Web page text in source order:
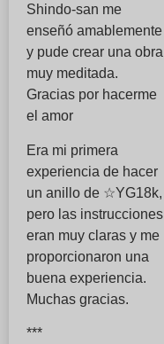
Shindo-san me
enseñó amablemente
y pude crear una obra
muy meditada.
Gracias por hacerme
el amor
Era mi primera
experiencia de hacer
un anillo de ☆YG18k,
pero las instrucciones
eran muy claras y me
proporcionaron una
buena experiencia.
Muchas gracias.
***